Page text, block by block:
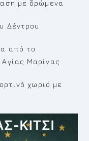
με δρώμενα
Δέντρου
από το
Μαρίνας
χωριό με